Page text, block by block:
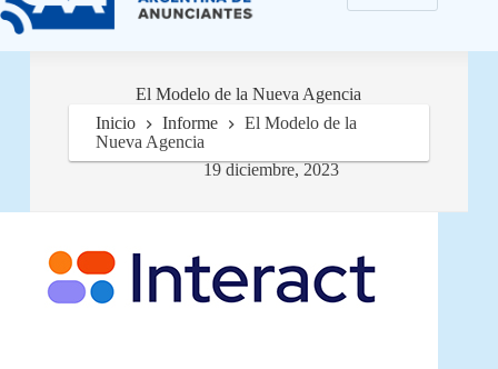
El Modelo de la Nueva Agencia
19 diciembre, 2023
Inicio Informe
El Modelo de la
Nueva Agencia